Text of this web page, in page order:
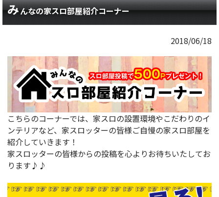
みんなの家スロ部屋紹介コーナー
2018/06/18
こちらのコーナーでは、家スロの設置環境やこだわりのイ
ンテリアなど、家スロッターの皆様ご自慢の家スロ部屋を
紹介していきます！
家スロッターの皆様からの投稿を心よりお待ちいたしてお
ります♪♪